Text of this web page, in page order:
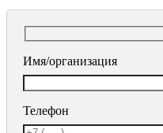
Имя/организация
Телефон